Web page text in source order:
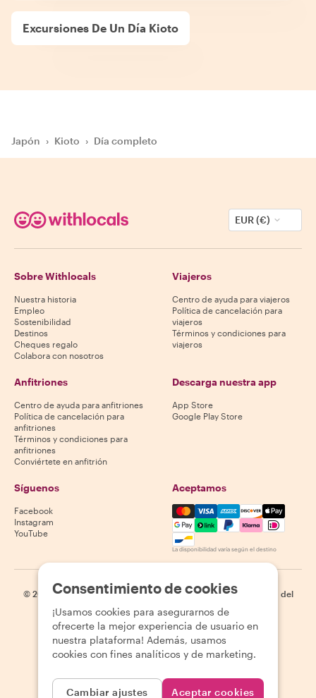
Excursiones De Un Día Kioto
Japón › Kioto › Día completo
EUR (€)
Sobre Withlocals
Nuestra historia
Empleo
Sostenibilidad
Destinos
Cheques regalo
Colabora con nosotros
Viajeros
Centro de ayuda para viajeros
Política de cancelación para
viajeros
Términos y condiciones para
viajeros
Anfitriones
Centro de ayuda para anfitriones
Política de cancelación para
anfitriones
Términos y condiciones para
anfitriones
Conviértete en anfitrión
Descarga nuestra app
App Store
Google Play Store
Síguenos
Facebook
Instagram
YouTube
Aceptamos
Mastercard, Visa, Amex,
La disponibilidad varía según el destino
© 2026 Withlocals.com | Política de privacidad | Cookies
Mapa del
Consentimiento de cookies
¡Usamos cookies para asegurarnos de
ofrecerte la mejor experiencia de usuario en
nuestra plataforma! Además, usamos
cookies con fines analíticos y de marketing.
Cambiar ajustes Aceptar cookies